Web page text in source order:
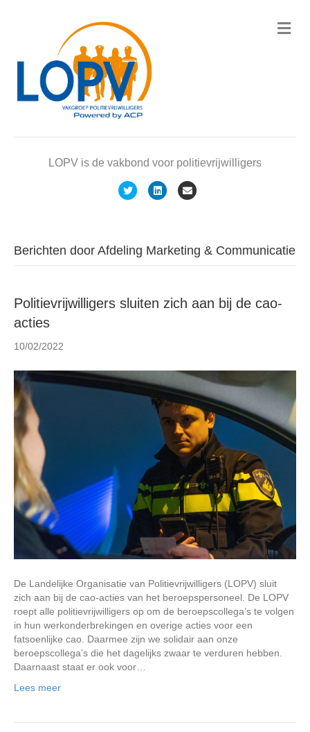
LOPV is de vakbond voor politievrijwilligers
T
t
t
r
L
k
e
i
E
i
l
M
e
Berichten door Afdeling Marketing & Communicatie
Politievrijwilligers sluiten zich aan bij de cao-
acties
10/02/2022
De Landelijke Organisatie van Politievrijwilligers (LOPV) sluit
zich aan bij de cao-acties van het beroepspersoneel. De LOPV
roept alle politievrijwilligers op om de beroepscollega’s te volgen
in hun werkonderbrekingen en overige acties voor een
fatsoenlijke cao. Daarmee zijn we solidair aan onze
beroepscollega’s die het dagelijks zwaar te verduren hebben.
Daarnaast staat er ook voor…
Lees meer